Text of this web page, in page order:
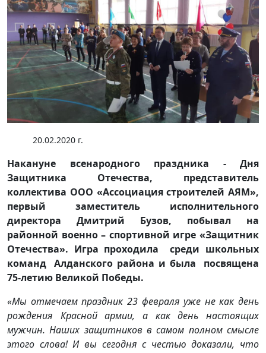
20.02.2020 г.
Накануне всенародного праздника - Дня
Защитника Отечества, представитель
коллектива ООО «Ассоциация строителей АЯМ»,
первый заместитель исполнительного
директора Дмитрий Бузов, побывал на
районной военно – спортивной игре «Защитник
Отечества». Игра проходила среди школьных
команд Алданского района и была посвящена
75-летию Великой Победы.
«Мы отмечаем праздник 23 февраля уже не как день
рождения Красной армии, а как день настоящих
мужчин. Наших защитников в самом полном смысле
этого слова! И вы сегодня с честью доказали, что